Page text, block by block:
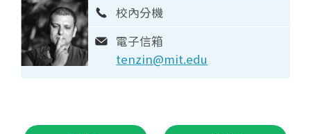
校內分機
電子信箱
tenzin@mit.edu